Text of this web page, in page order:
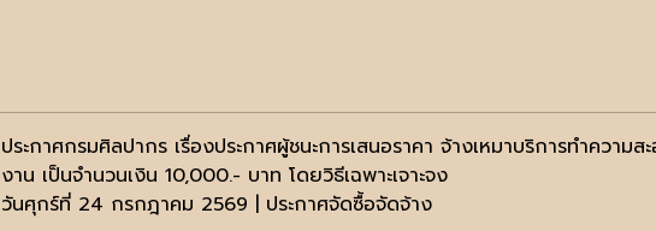
ประกาศกรมศิลปากร เรื่องประกาศผู้ชนะการเสนอราคา จ้างเหมาบริการทำความ
งาน เป็นจำนวนเงิน 10,000.- บาท โดยวิธีเฉพาะเจาะจง
วันศุกร์ที่ 24 กรกฎาคม 2569 | ประกาศจัดซื้อจัดจ้าง